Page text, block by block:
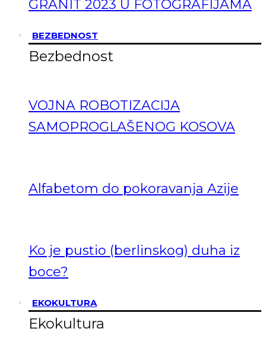
GRANIT 2023 U FOTOGRAFIJAMA
BEZBEDNOST
Bezbednost
VOJNA ROBOTIZACIJA
SAMOPROGLAŠENOG KOSOVA
Alfabetom do pokoravanja Azije
Ko je pustio (berlinskog) duha iz
boce?
EKOKULTURA
Ekokultura